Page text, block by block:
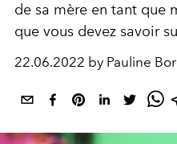
de sa mère en tant que
que vous devez savoir
22.06.2022 by Pauline